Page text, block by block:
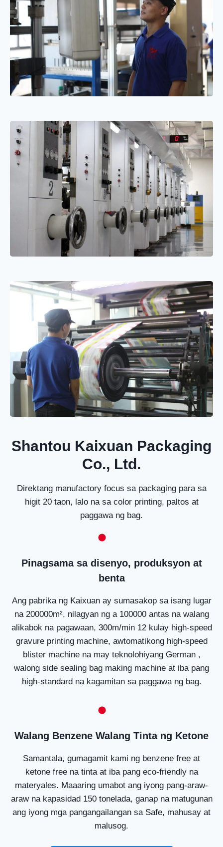
Shantou Kaixuan Packaging
Co., Ltd.
Direktang manufactory focus sa packaging para sa
higit 20 taon, lalo na sa color printing, paltos at
paggawa ng bag.
Pinagsama sa disenyo, produksyon at
benta
Ang pabrika ng Kaixuan ay sumasakop sa isang lugar
na 200000m², nilagyan ng a 100000 antas na walang
alikabok na pagawaan, 300m/min 12 kulay high-speed
gravure printing machine, awtomatikong high-speed
blister machine na may teknolohiyang German ,
walong side sealing bag making machine at iba pang
high-standard na kagamitan sa paggawa ng bag.
Walang Benzene Walang Tinta ng Ketone
Samantala, gumagamit kami ng benzene free at
ketone free na tinta at iba pang eco-friendly na
materyales. Maaaring umabot ang iyong pang-araw-
araw na kapasidad 150 tonelada, ganap na matugunan
ang iyong mga pangangailangan sa Safe, mahusay at
malusog.